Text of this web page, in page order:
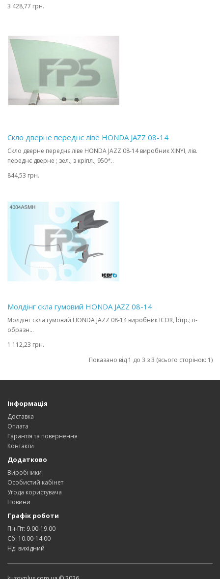
3 428,77 грн.
Скло дверне переднє ліве HONDA JAZZ 08-14
Скло дверне переднє ліве HONDA JAZZ 08-14 виробник XINYI, лів.
переднє дверне ; зел.; з кріпл.; 950*..
844,53 грн.
Молдінг скла гумовий HONDA JAZZ 08-14
Молдінг скла гумовий HONDA JAZZ 08-14 виробник ICOR, bітр.; п-
образн...
1 112,23 грн.
Показано від 1 до 3 з 3 (всього сторінок: 1)
Інформація
Доставка
Оплата
Гарантія та повернення
Контакти
Додатково
Виробники
Особистий кабінет
Угода користувача
Новини
Графік роботи
Пн-Пт: 9.00-19.00
Сб: 10.00-14.00
Нд: вихідний